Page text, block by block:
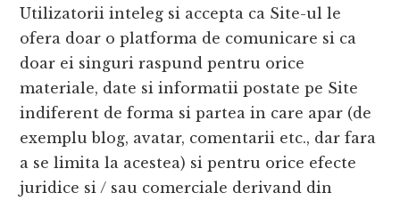
Utilizatorii inteleg si accepta ca Site-ul le
ofera doar o platforma de comunicare si ca
doar ei singuri raspund pentru orice
materiale, date si informatii postate pe Site
indiferent de forma si partea in care apar (de
exemplu blog, avatar, comentarii etc., dar fara
a se limita la acestea) si pentru orice efecte
juridice si / sau comerciale derivand din